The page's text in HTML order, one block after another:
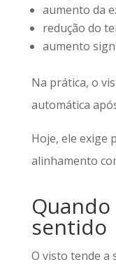
aumento da
redução do
aumento
Na prática, o
automática
Hoje, ele exige
alinhamento
sentido
O visto tende a